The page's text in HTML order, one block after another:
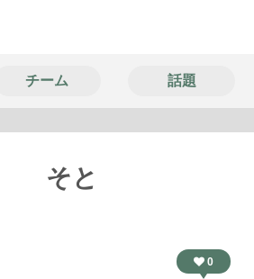
チーム 話題
そと
0